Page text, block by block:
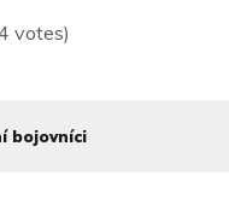
votes)
bojovníci